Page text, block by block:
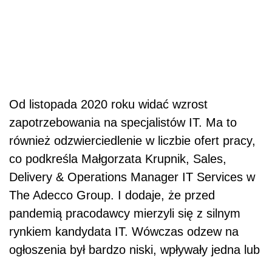
Od listopada 2020 roku widać wzrost
zapotrzebowania na specjalistów IT. Ma to
również odzwierciedlenie w liczbie ofert pracy,
co podkreśla Małgorzata Krupnik, Sales,
Delivery & Operations Manager IT Services w
The Adecco Group. I dodaje, że przed
pandemią pracodawcy mierzyli się z silnym
rynkiem kandydata IT. Wówczas odzew na
ogłoszenia był bardzo niski, wpływały jedna lub